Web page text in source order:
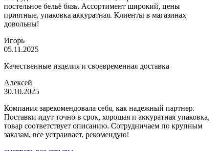
постельное бельё бязь. Ассортимент широкий, цены
приятные, упаковка аккуратная. Клиенты в магазинах
довольны!
Игорь
05.11.2025
Качественные изделия и своевременная доставка
Алексей
30.10.2025
Компания зарекомендовала себя, как надежный партнер.
Поставки идут точно в срок, хорошая и аккуратная упаковка,
товар соответствует описанию. Сотрудничаем по крупным
заказам, все устраивает, рекомендую!